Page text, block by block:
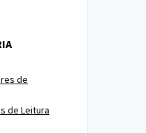
de
de Leitura